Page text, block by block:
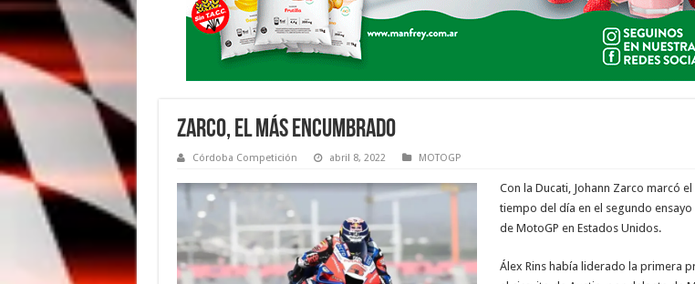
ZARCO, EL MÁS ENCUMBRADO
Córdoba Competición abril 8, 2022 MOTOGP
Con la Ducati, Johann Zarco marcó
tiempo del día en el segundo ensayo
de MotoGP en Estados Unidos.
Álex Rins había liderado la primera